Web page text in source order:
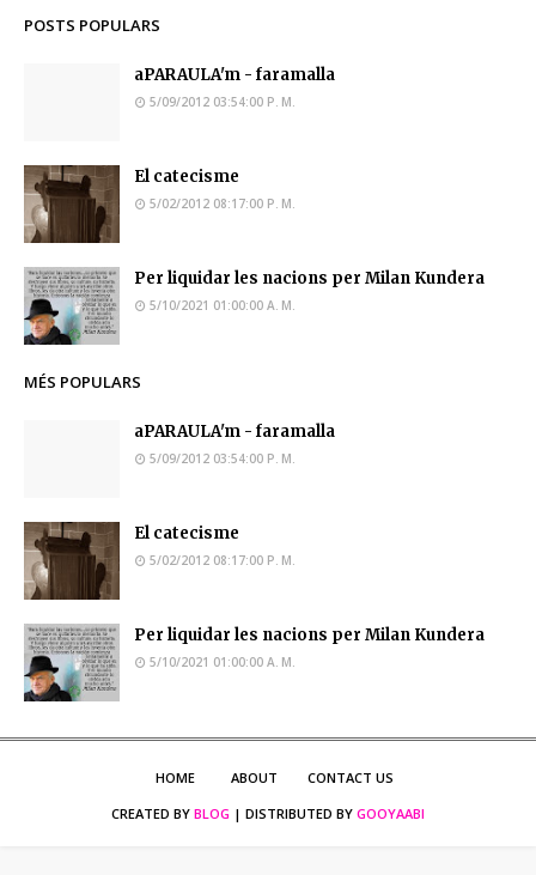
POSTS POPULARS
aPARAULA'm - faramalla
5/09/2012 03:54:00 P. M.
El catecisme
5/02/2012 08:17:00 P. M.
Per liquidar les nacions per Milan Kundera
5/10/2021 01:00:00 A. M.
MÉS POPULARS
aPARAULA'm - faramalla
5/09/2012 03:54:00 P. M.
El catecisme
5/02/2012 08:17:00 P. M.
Per liquidar les nacions per Milan Kundera
5/10/2021 01:00:00 A. M.
HOME ABOUT
CONTACT US
CREATED BY BLOG | DISTRIBUTED BY GOOYAABI